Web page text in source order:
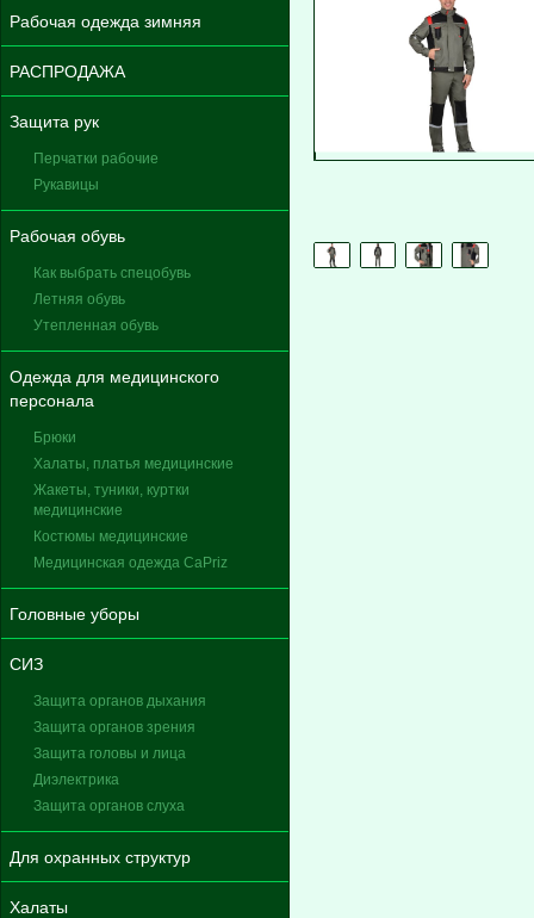
Рабочая одежда зимняя
РАСПРОДАЖА
Защита рук
Перчатки рабочие
Рукавицы
Рабочая обувь
Как выбрать спецобувь
Летняя обувь
Утепленная обувь
Одежда для медицинского
персонала
Брюки
Халаты, платья медицинские
Жакеты, туники, куртки
медицинские
Костюмы медицинские
Медицинская одежда CaPriz
Головные уборы
СИЗ
Защита органов дыхания
Защита органов зрения
Защита головы и лица
Диэлектрика
Защита органов слуха
Для охранных структур
Халаты